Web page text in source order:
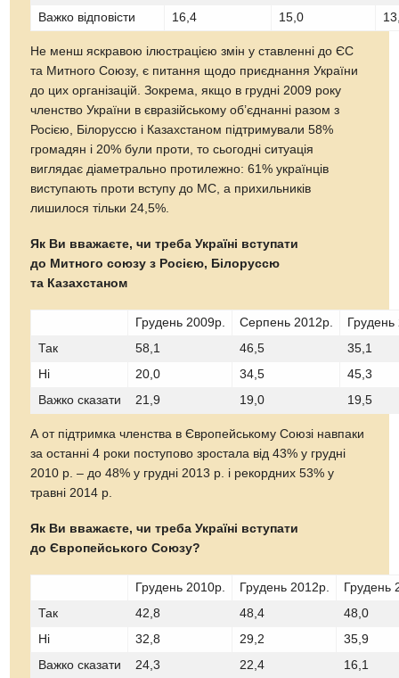
Важко відповісти 16,4 15,0
Не менш яскравою ілюстрацією змін у ставленні до ЄС
та Митного Союзу, є питання щодо приєднання України
до цих організацій. Зокрема, якщо в грудні 2009 року
членство України в євразійському об’єднанні разом з
Росією, Білоруссю і Казахстаном підтримували 58%
громадян і 20% були проти, то сьогодні ситуація
виглядає діаметрально протилежно: 61% українців
виступають проти вступу до МС, а прихильників
лишилося тільки 24,5%.
Як Ви вважаєте, чи треба Україні вступати
до Митного союзу з Росією, Білоруссю
та Казахстаном
Грудень 2009р. Серпень 2012р.
Так
58,1 46,5
35,1
Ні
20,0 34,5
45,3
Важко сказати
21,9 19,0 19,5
А от підтримка членства в Європейському Союзі навпаки
за останні 4 роки поступово зростала від 43% у грудні
2010 р. – до 48% у грудні 2013 р. і рекордних 53% у
травні 2014 р.
Як Ви вважаєте, чи треба Україні вступати
доЄвропейського Союзу?
Грудень 2010р. Грудень 2012р.
Грудень
Так
42,8 48,4
48,0
Ні
32,8 29,2
35,9
Важко сказати
24,3 22,4 16,1